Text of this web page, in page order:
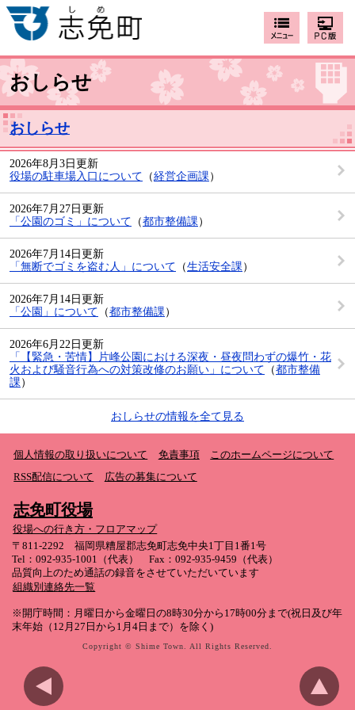
おしらせ
おしらせ
2026年8月3日更新
役場の駐車場入口について （経営企画課）
2026年7月27日更新
「公園のゴミ」について （都市整備課）
2026年7月14日更新
「無断でゴミを盗む人」について （生活安全課）
2026年7月14日更新
「公園」について （都市整備課）
2026年6月22日更新
「【緊急・苦情】片峰公園における深夜・昼夜問わずの爆竹・花
火および騒音行為への対策改修のお願い」について （都市整備
課）
おしらせの情報を全て見る
個人情報の取り扱いについて 免責事項
このホームページについて
RSS配信について
広告の募集について
志免町役場
役場への行き方・フロアマップ
〒811-2292 福岡県糟屋郡志免町志免中央1丁目1番1号
Tel：092-935-1001（代表） Fax：092-935-9459（代表）
品質向上のため通話の録音をさせていただいています
組織別連絡先一覧
※開庁時間：月曜日から金曜日の8時30分から17時00分まで(祝日及び年
末年始（12月27日から1月4日まで）を除く)
Copyright © Shime Town. All Rights Reserved.